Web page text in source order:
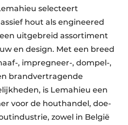
selecteert
hout als engineered
uitgebreid assortiment
en design. Met een breed
, impregneer-, dompel-,
brandvertragende
is Lemahieu een
voor de houthandel, doe-
zowel in België